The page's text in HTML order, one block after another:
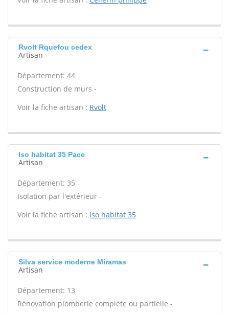
Rvolt Rquefou cedex
Artisan
Département: 44
Construction de murs -
Voir la fiche artisan : Rvolt
Iso habitat 35 Pace
Artisan
Département: 35
Isolation par l'extérieur -
Voir la fiche artisan : Iso habitat 35
Silva service moderne Miramas
Artisan
Département: 13
Rénovation plomberie complète ou partielle -